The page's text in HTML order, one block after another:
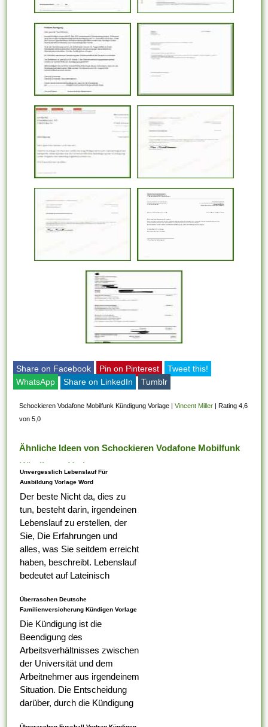
Share on Facebook Pin on Pinterest
Tweet this!
WhatsApp
Share on LinkedIn Tumblr
Schockieren Vodafone Mobilfunk Kündigung Vorlage |Vincent Miller
Rating 4,6
von 5,0
Ähnliche Ideen von Schockieren Vodafone Mobilfunk
Kündigung Vorlage
Unvergesslich Lebenslauf Für
Ausbildung Vorlage Word
Der beste Nicht da, dies zu
tun, besteht darin, irgendeinen
Lebenslauf zu erstellen, der
Sie, Die Erfahrungen und
alles, was Sie seitdem erreicht
haben, beschreibt. Lebenslauf
bedeutet auf Lateinisch
Tabelle darauf ist,...
Überraschen Deutsche
Familienversicherung Kündigen Vorlage
Die Kündigung ist die
Beendigung des
Arbeitsverhältnisses zwischen
der Universität und dem
Arbeitnehmer aus irgendeinem
Situation. Die Entscheidung
darüber, durch die Kündigung